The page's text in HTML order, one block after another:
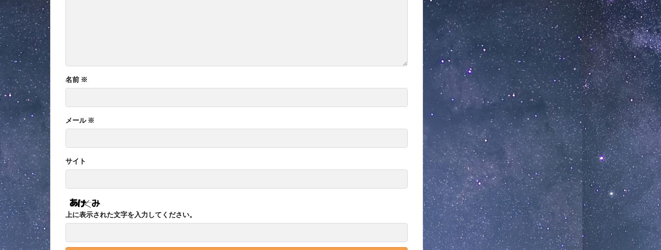
名前 ※
メール ※
サイト
上に表示された文字を入力してください。